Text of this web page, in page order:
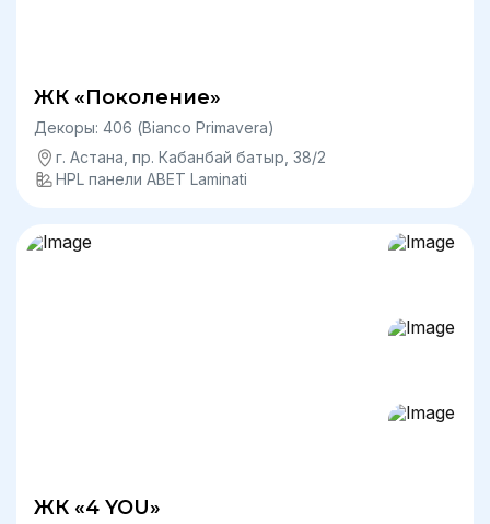
ЖК «Поколение»
Декоры: 406 (Bianco Primavera)
г. Астана, пр. Кабанбай батыр, 38/2
HPL панели ABET Laminati
ЖК «4 YOU»